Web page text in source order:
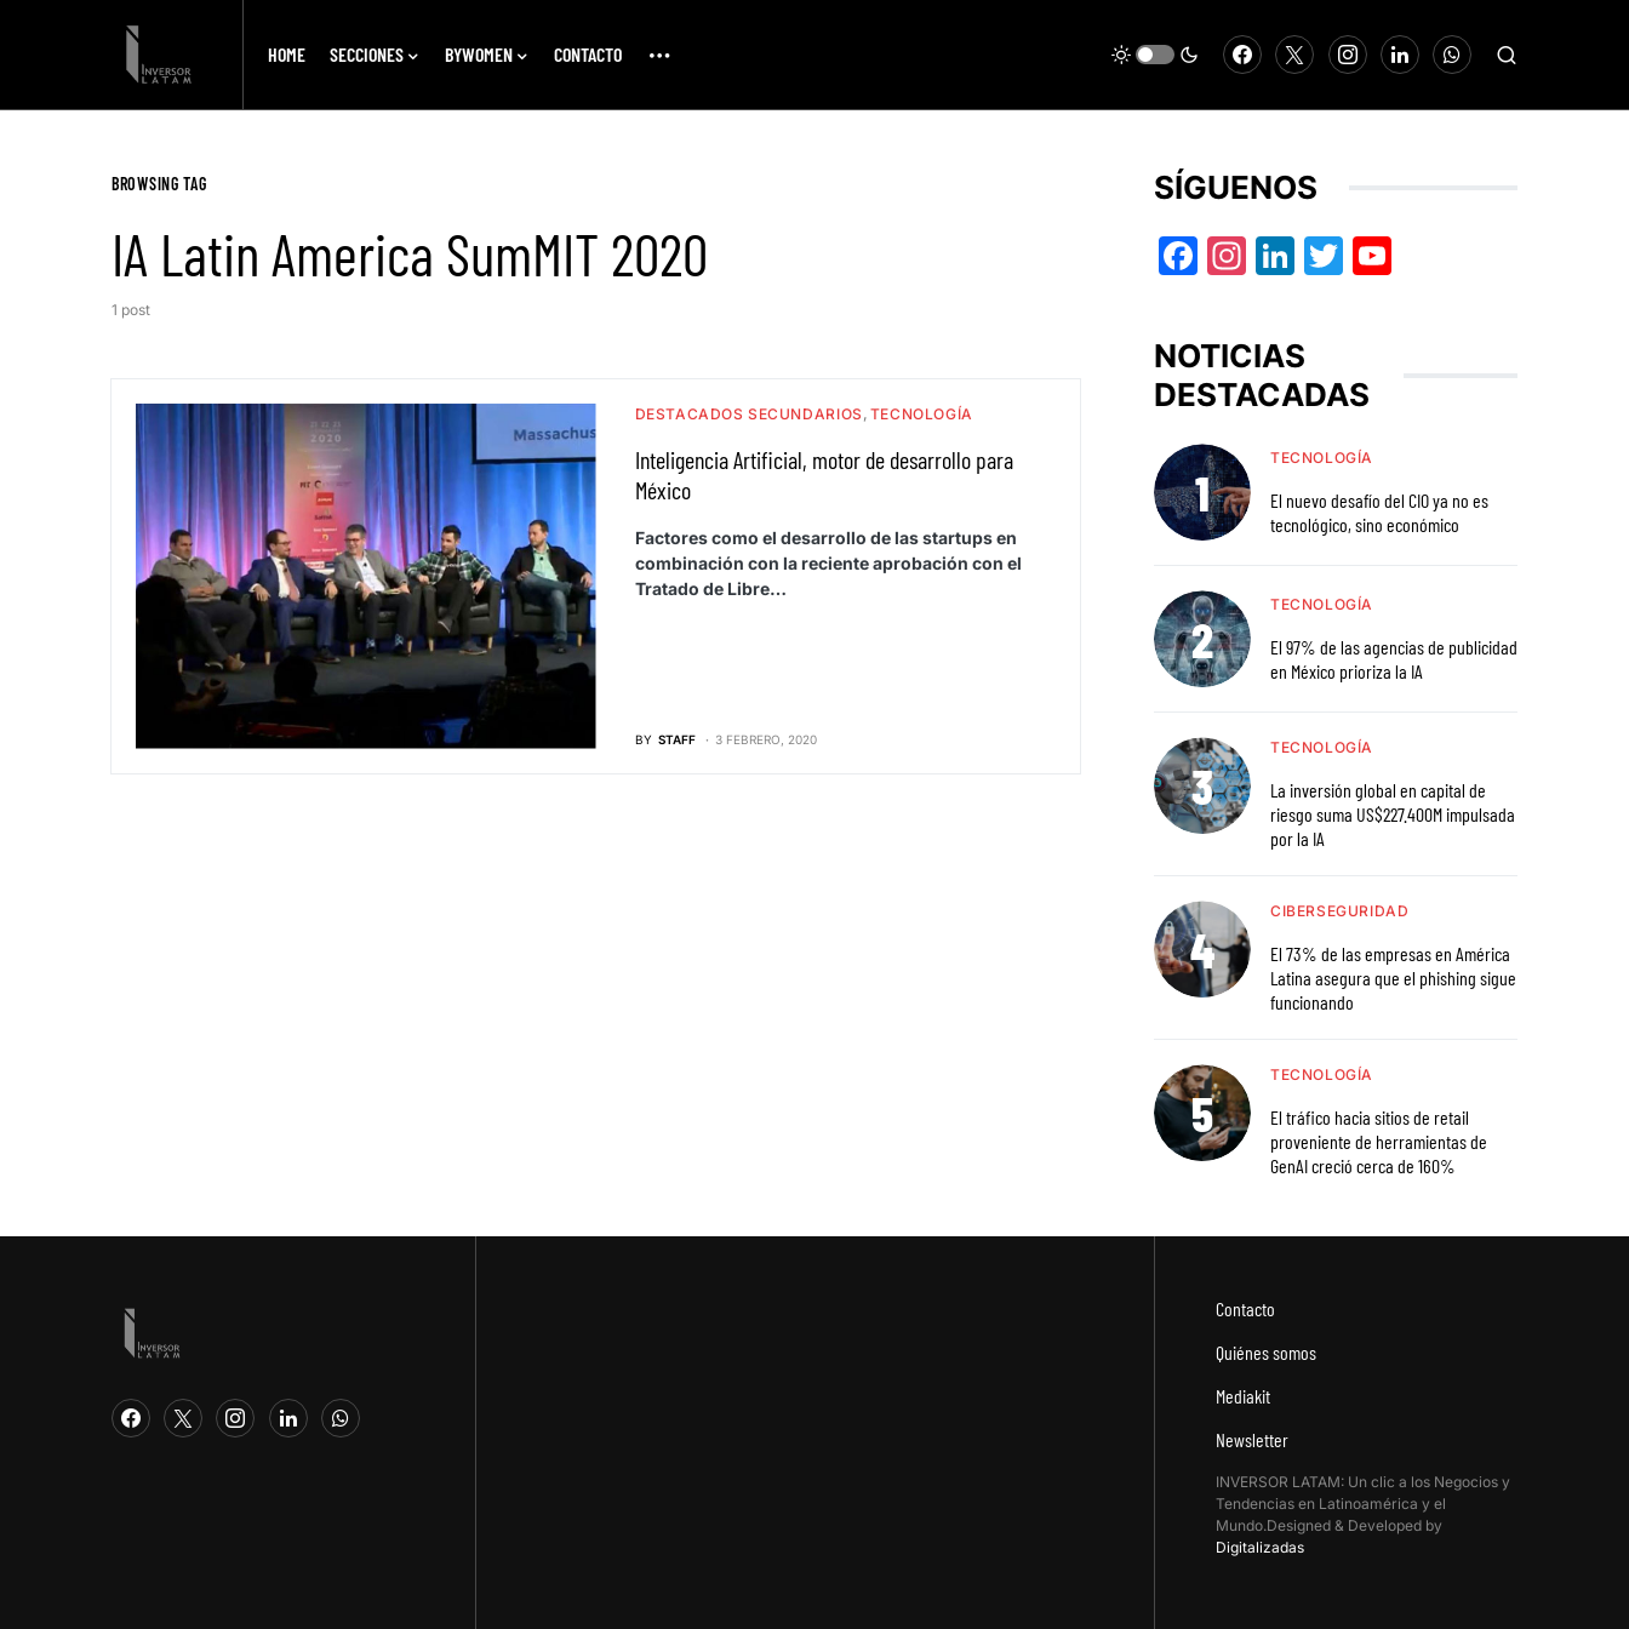
HOME SECCIONES BYWOMEN CONTACTO
BROWSING TAG
IA Latin America SumMIT 2020
1 post
DESTACADOS SECUNDARIOS TECNOLOGÍA
Inteligencia Artificial, motor de desarrollo para
México
Factores como el desarrollo de las startups en
combinación con la reciente aprobación con el
Tratado de Libre…
BY STAFF 3 FEBRERO, 2020
SÍGUENOS
Facebook
Instagram
LinkedIn
Twitter
NOTICIAS
DESTACADAS
TECNOLOGÍA
El nuevo desafío del CIO ya no es
tecnológico, sino económico
TECNOLOGÍA
El 97% de las agencias de publicidad
en México prioriza la IA
TECNOLOGÍA
La inversión global en capital de
riesgo suma US$227.400M impulsada
por la IA
CIBERSEGURIDAD
El 73% de las empresas en América
Latina asegura que el phishing sigue
funcionando
TECNOLOGÍA
El tráfico hacia sitios de retail
proveniente de herramientas de
GenAI creció cerca de 160%
Contacto
Quiénes somos
Mediakit
Newsletter
INVERSOR LATAM: Un clic a los Negocios y
Tendencias en Latinoamérica y el
Mundo.Designed & Developed by
Digitalizadas